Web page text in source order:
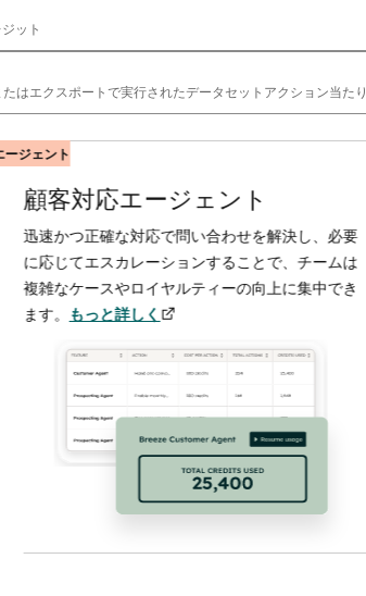
ット
はエクスポートで実行されたデータセットアクション当たり
ント
顧客対応エージェント
速かつ正確な対応で問い合わせを解決し、必要
応じてエスカレーションすることで、チームは
雑なケースやロイヤルティーの向上に集中でき
す。もっと詳しく